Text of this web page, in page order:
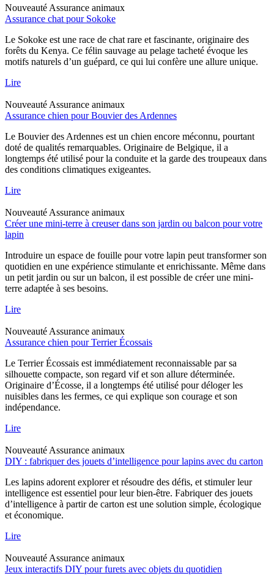
NouveautéAssurance animaux
Assurance chat pour Sokoke
Le Sokoke est une race de chat rare et fascinante, originaire des
forêts du Kenya. Ce félin sauvage au pelage tacheté évoque les
motifs naturels d’un guépard, ce qui lui confère une allure unique.
Lire
NouveautéAssurance animaux
Assurance chien pour Bouvier des Ardennes
Le Bouvier des Ardennes est un chien encore méconnu, pourtant
doté de qualités remarquables. Originaire de Belgique, il a
longtemps été utilisé pour la conduite et la garde des troupeaux dans
des conditions climatiques exigeantes.
Lire
NouveautéAssurance animaux
Créer une mini-terre à creuser dans son jardin ou balcon pour votre
lapin
Introduire un espace de fouille pour votre lapin peut transformer son
quotidien en une expérience stimulante et enrichissante. Même dans
un petit jardin ou sur un balcon, il est possible de créer une mini-
terre adaptée à ses besoins.
Lire
NouveautéAssurance animaux
Assurance chien pour Terrier Écossais
Le Terrier Écossais est immédiatement reconnaissable par sa
silhouette compacte, son regard vif et son allure déterminée.
Originaire d’Écosse, il a longtemps été utilisé pour déloger les
nuisibles dans les fermes, ce qui explique son courage et son
indépendance.
Lire
NouveautéAssurance animaux
DIY : fabriquer des jouets d’intelligence pour lapins avec du carton
Les lapins adorent explorer et résoudre des défis, et stimuler leur
intelligence est essentiel pour leur bien-être. Fabriquer des jouets
d’intelligence à partir de carton est une solution simple, écologique
et économique.
Lire
NouveautéAssurance animaux
Jeux interactifs DIY pour furets avec objets du quotidien